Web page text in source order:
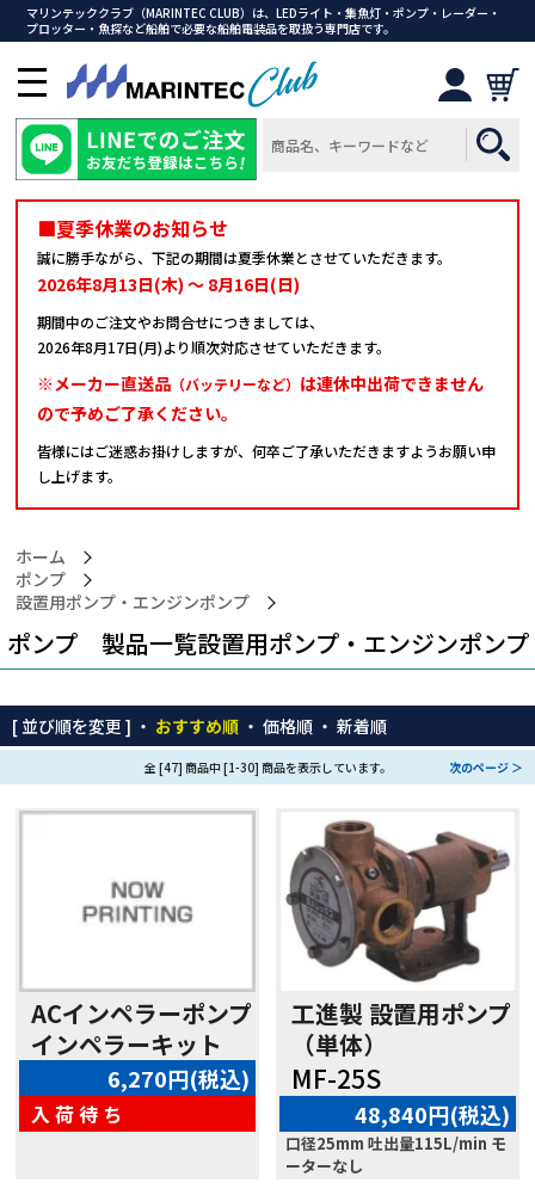
マリンテッククラブ（MARINTEC CLUB）は、LEDライト・集魚灯・ポンプ・レーダー・
プロッター・魚探など船舶で必要な船舶電装品を取扱う専門店です。
メ
ニ
ュ
ー
を
■夏季休業のお知らせ
誠に勝手ながら、下記の期間は夏季休業とさせていただきます。
2026年8月13日(木) ～ 8月16日(日)
期間中のご注文やお問合せにつきましては、
2026年8月17日(月)より順次対応させていただきます。
※メーカー直送品 （バッテリーなど） は連休中出荷できません
ので予めご了承ください。
皆様にはご迷惑お掛けしますが、何卒ご了承いただきますようお願い申
し上げます。
ホーム
ポンプ
設置用ポンプ・エンジンポンプ
ポンプ 製品一覧設置用ポンプ・エンジンポンプ
[ 並び順を変更 ] ・ おすすめ順 ・ 価格順 ・ 新着順
全 [47] 商品中 [1-30] 商品を表示しています。 次のページ ＞
ACインペラーポンプ
インペラーキット
6,270円(税込)
入 荷 待 ち
工進製 設置用ポンプ
（単体）
MF-25S
48,840円(税込)
口径25mm 吐出量115L/min モ
ーターなし